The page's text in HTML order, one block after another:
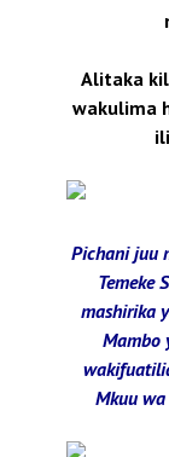
Alitaka
wakulima
Pichani juu
Temeke
mashirika
Mambo
Mkuu